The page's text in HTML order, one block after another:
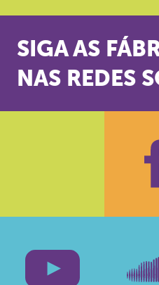
SIGA AS
NAS REDES